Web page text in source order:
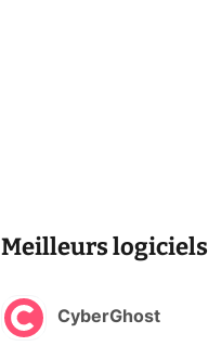
Meilleurs logiciels
CyberGhost